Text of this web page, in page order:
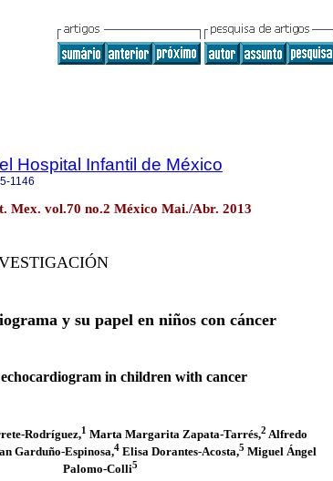
Hospital Infantil de México
1146
Mex. vol.70 no.2 México Mai./Abr. 2013
y su papel en niños con cáncer
in children with cancer
Rodríguez,1 Marta Margarita Zapata-Tarrés,2 Alfredo
Garduño-Espinosa,4 Elisa Dorantes-Acosta,5 Miguel Ángel
Palomo-Colli5